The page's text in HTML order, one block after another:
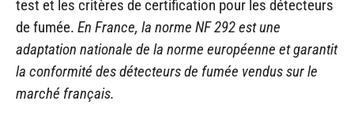
test et les critères de certification pour les détecteurs
de fumée. En France, la norme NF 292 est une
adaptation nationale de la norme européenne et garantit
la conformité des détecteurs de fumée vendus sur le
marché français.